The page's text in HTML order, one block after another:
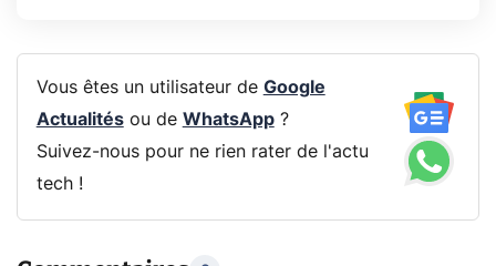
Vous êtes un utilisateur de Google
Actualitésou de WhatsApp?
Suivez-nous pour ne rien rater de l'actu
tech !